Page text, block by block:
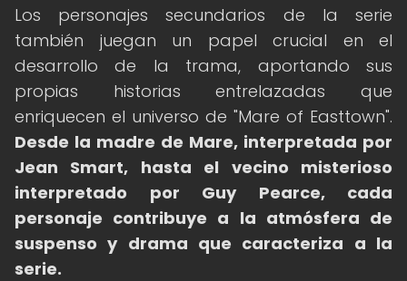
Los personajes secundarios de la serie
también juegan un papel crucial en el
desarrollo de la trama, aportando sus
propias historias entrelazadas que
enriquecen el universo de "Mare of Easttown".
Desde la madre de Mare, interpretada por
Jean Smart, hasta el vecino misterioso
interpretado por Guy Pearce, cada
personaje contribuye a la atmósfera de
suspenso y drama que caracteriza a la
serie.